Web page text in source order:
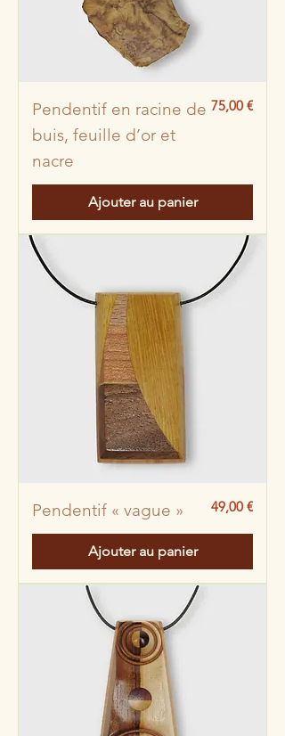
Pendentif en racine de
buis, feuille d’or et
nacre
Prix
75,00 €
Ajouter au panier
Pendentif « vague » Prix
49,00 €
Ajouter au panier